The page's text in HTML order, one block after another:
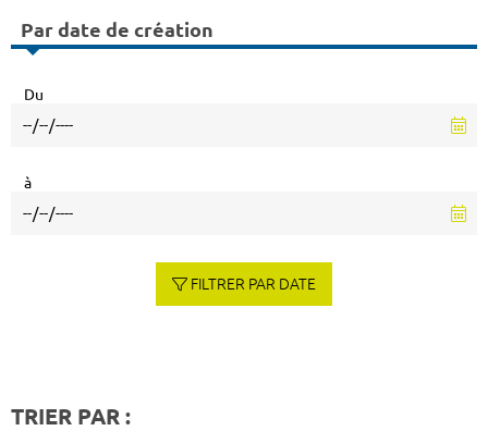
Par date de création
Du
à
FILTRER PAR DATE
TRIER PAR :